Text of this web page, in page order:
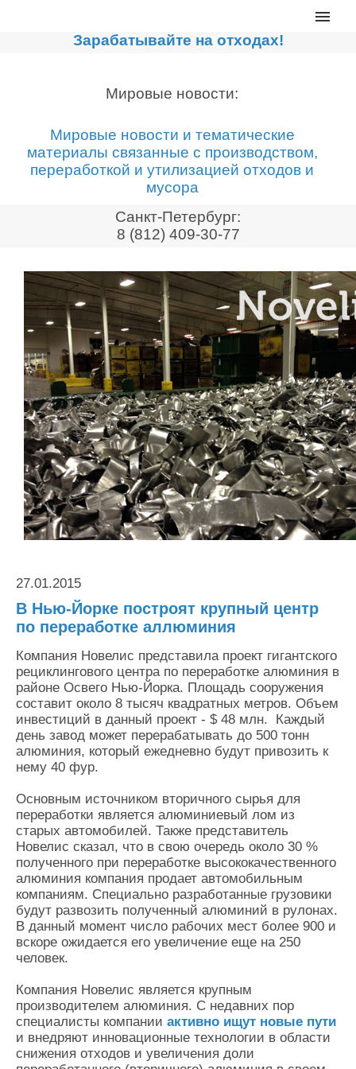
Главная
Сортировочные линии
Дробильное оборудование
Компакторы, контейнеры
Реализованные проекты
Видео
Новости компании
Мировые новости
О нас
Контакты
Оставить заявку
Зарабатывайте на отходах!
Мировые новости:
Мировые новости и тематические
материалы связанные с производством,
переработкой и утилизацией отходов и
мусора
Санкт-Петербург:
8 (812) 409-30-77
27.01.2015
В Нью-Йорке построят крупный центр
по переработке аллюминия
Компания Новелис представила проект гигантского
рециклингового центра по переработке алюминия в
районе Освего Нью-Йорка. Площадь сооружения
составит около 8 тысяч квадратных метров. Объем
инвестиций в данный проект - $ 48 млн. Каждый
день завод может перерабатывать до 500 тонн
алюминия, который ежедневно будут привозить к
нему 40 фур.
Основным источником вторичного сырья для
переработки является алюминиевый лом из
старых автомобилей. Также представитель
Новелис сказал, что в свою очередь около 30 %
полученного при переработке высококачественного
алюминия компания продает автомобильным
компаниям. Специально разработанные грузовики
будут развозить полученный алюминий в рулонах.
В данный момент число рабочих мест более 900 и
вскоре ожидается его увеличение еще на 250
человек.
Компания Новелис является крупным
производителем алюминия. С недавних пор
специалисты компании активно ищут новые пути
и внедряют инновационные технологии в области
снижения отходов и увеличения доли